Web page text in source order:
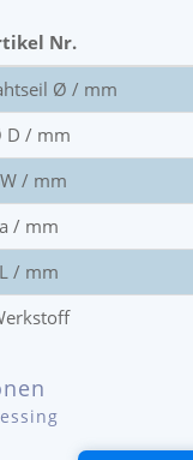
Nr.
Ø / mm
D / mm
/ mm
a / mm
L / mm